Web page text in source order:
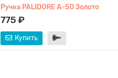
Ручка PALIDORE A-50 Золото
775 ₽
Купить